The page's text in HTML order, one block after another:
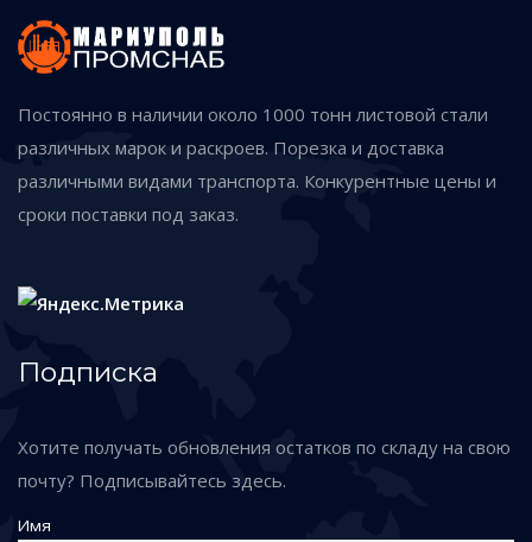
Постоянно в наличии около 1000 тонн листовой стали
различных марок и раскроев. Порезка и доставка
различными видами транспорта. Конкурентные цены и
сроки поставки под заказ.
Подписка
Хотите получать обновления остатков по складу на свою
почту? Подписывайтесь здесь.
Имя